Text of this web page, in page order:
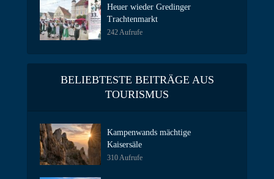
Heuer wieder Gredinger
Trachtenmarkt
242 Aufrufe
BELIEBTESTE BEITRÄGE AUS
TOURISMUS
Kampenwands mächtige
Kaisersäle
310 Aufrufe